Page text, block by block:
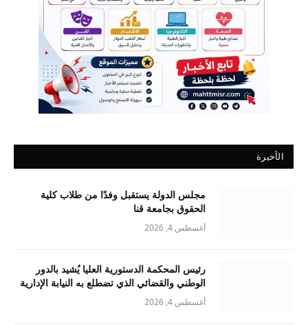
الأخيرة
مجلس الدولة يستقبل وفدًا من طلاب كلية
الحقوق بجامعة قنا
أغسطس 4, 2026
رئيس المحكمة الدستورية العليا يُشيد بالدور
الوطني والقضائي الذي تضطلع به النيابة الإدارية
أغسطس 4, 2026